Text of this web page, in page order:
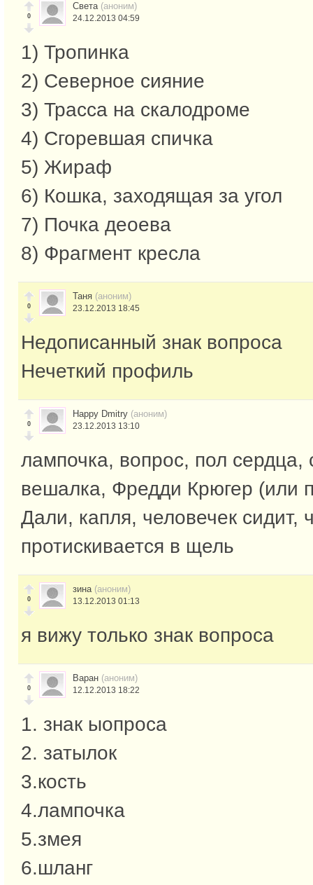
0
Света (аноним)
24.12.2013 04:59
1) Тропинка
2) Северное сияние
3) Трасса на скалодроме
4) Сгоревшая спичка
5) Жираф
6) Кошка, заходящая за угол
7) Почка деоева
8) Фрагмент кресла
0
Таня (аноним)
23.12.2013 18:45
Недописанный знак вопроса
Нечеткий профиль
0
Happy Dmitry (аноним)
23.12.2013 13:10
лампочка, вопрос, пол сердца,
вешалка, Фредди Крюгер (или
Дали, капля, человечек сидит,
протискивается в щель
0
зина (аноним)
13.12.2013 01:13
я вижу только знак вопроса
0
Варан (аноним)
12.12.2013 18:22
1. знак ыопроса
2. затылок
3.кость
4.лампочка
5.змея
6.шланг